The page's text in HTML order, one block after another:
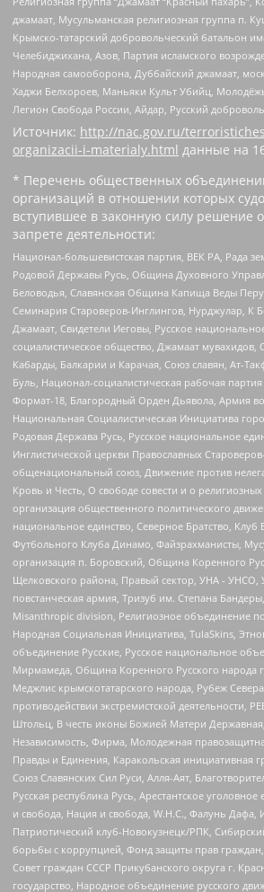
джамаат, Мусульманская религиозная группа п.
Крымско-татарский добровольческий батальон
Челебиджихана, Азов, Партия исламского
Народная самооборона, Дуббайский джамаат,
Хаджи Белхороев, Маньяки Культ Убийц,
Легион Свобода России, Айдар, Русский
Источник: http://nac.gov.ru/
organizacii-i-materialy.html данные на
* Перечень общественных
организаций в отношении которых
вступившее в законную силу решение
запрете деятельности:
Национал-большевистская партия, ВЕК РА, Рада
Родовой Державы Русь, Община Духовного
Беловодья, Славянская Община Капища Веды
Семинария Староверов-Инглингов, Нурджулар, К
Джамаат, Свидетели Иеговы, Русское
социалистическое общество, Джамаат
Кабарды, Балкарии и Карачая, Союз славян, Ат-
Буль, Национал-социалистическая рабочая
Формат-18, Благородный Орден Дьявола, Армия
Национальная Социалистическая Инициатива
Родовая Держава Русь, Русское национальное
Инглистической церкви Православных
общенациональный союз, Движение против
Кровь и Честь, О свободе совести и о
организация общественного политического
национальное единство, Северное Братство,
Футбольного Клуба Динамо, Файзрахманисты,
организация п. Боровский, Община Коренного
Щелковского района, Правый сектор, УНА - УНСО,
повстанческая армия, Тризуб им. Степана
Misanthropic division, Религиозное объединение
Народная Социальная Инициатива, TulaSkins,
объединение Русские, Русское национальное
Мирмамеда, Община Коренного Русского народа
Меджлис крымскотатарского народа, Рубеж
противодействии экстремистской деятельности,
Штольц, В честь иконы Божией Матери
Независимость, Фирма, Молодежная
Правды и Единения, Каракольская инициативная
Союз Славянских Сил Руси, Алля-Аят,
Русская республика Русь, Арестантское
и свобода, Нация и свобода, W.H.С., Фалунь Дафа,
Патриотический клуб-Новокузнецк/РПК,
борьбы с коррупцией, Фонд защиты прав
Совет граждан СССР Прикубанского округа г.
государство, Народное объединение русского